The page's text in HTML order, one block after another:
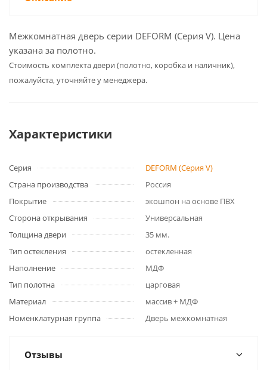
Межкомнатная дверь серии DEFORM (Серия V). Цена
указана за полотно.
Cтоимость комплекта двери (полотно, коробка и наличник),
пожалуйста, уточняйте у менеджера.
Характеристики
Серия
DEFORM (Серия V)
Страна производства
Россия
Покрытие
экошпон на основе ПВХ
Сторона открывания
Универсальная
Толщина двери
35 мм.
Тип остекления
остекленная
Наполнение
МДФ
Тип полотна
царговая
Материал
массив + МДФ
Номенклатурная группа
Дверь межкомнатная
Отзывы